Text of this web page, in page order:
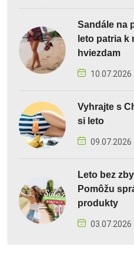
Sandále na
leto patria k
hviezdam
10.07.2026
Vyhrajte s
si leto
09.07.2026
Leto bez
Pomôžu
produkty
03.07.2026